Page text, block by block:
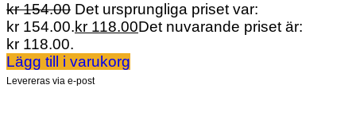
kr154.00 Det ursprungliga priset var:
kr 154.00.kr 118.00Det nuvarande priset är:
kr 118.00.
Lägg till i varukorg
Levereras via e-post